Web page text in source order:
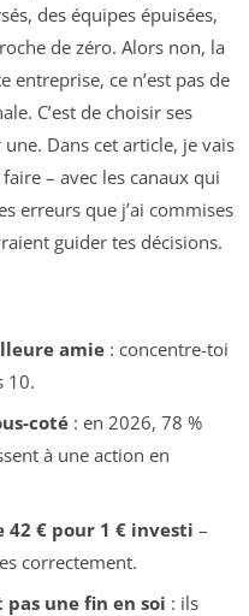
des équipes épuisées,
de zéro. Alors non, la
ce n’est pas de
C’est de choisir ses
Dans cet article, je vais
– avec les canaux qui
erreurs que j’ai commises
guider tes décisions.
amie: concentre-toi
10.
coté: en 2026, 78 %
à une action en
€ pour 1 € investi –
correctement.
pas une fin en soi : ils